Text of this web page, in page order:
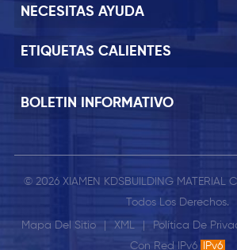
NECESITAS AYUDA
ETIQUETAS CALIENTES
BOLETIN INFORMATIVO
© 2026 XIAMEN KDSBUILDING MATERIAL
Todos Los Derechos.
Mapa Del Sitio XML Política De
Con Red IPv6
IPv6